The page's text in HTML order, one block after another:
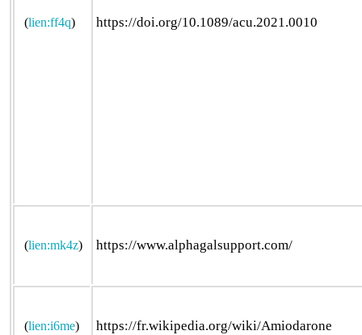
(lien:ff4q) https://doi.org/10.1089/acu.2021.0010
(lien:mk4z) https://www.alphagalsupport.com/
(lien:i6me) https://fr.wikipedia.org/wiki/Amiodarone